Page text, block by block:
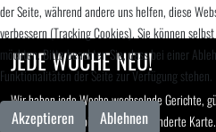
JEDE WOCHE NEU!
Wir haben jede Woche wechselnde Gerichte,
Beachtet hierzu bitte unsere gesonderte Karte.
der Seite, während andere uns helfen, diese
verbessern (Tracking Cookies). Sie können
möchten. Bitte beachten Sie, dass bei einer
Funktionalitäten der Seite zur Verfügung stehen.
Akzeptieren Ablehnen